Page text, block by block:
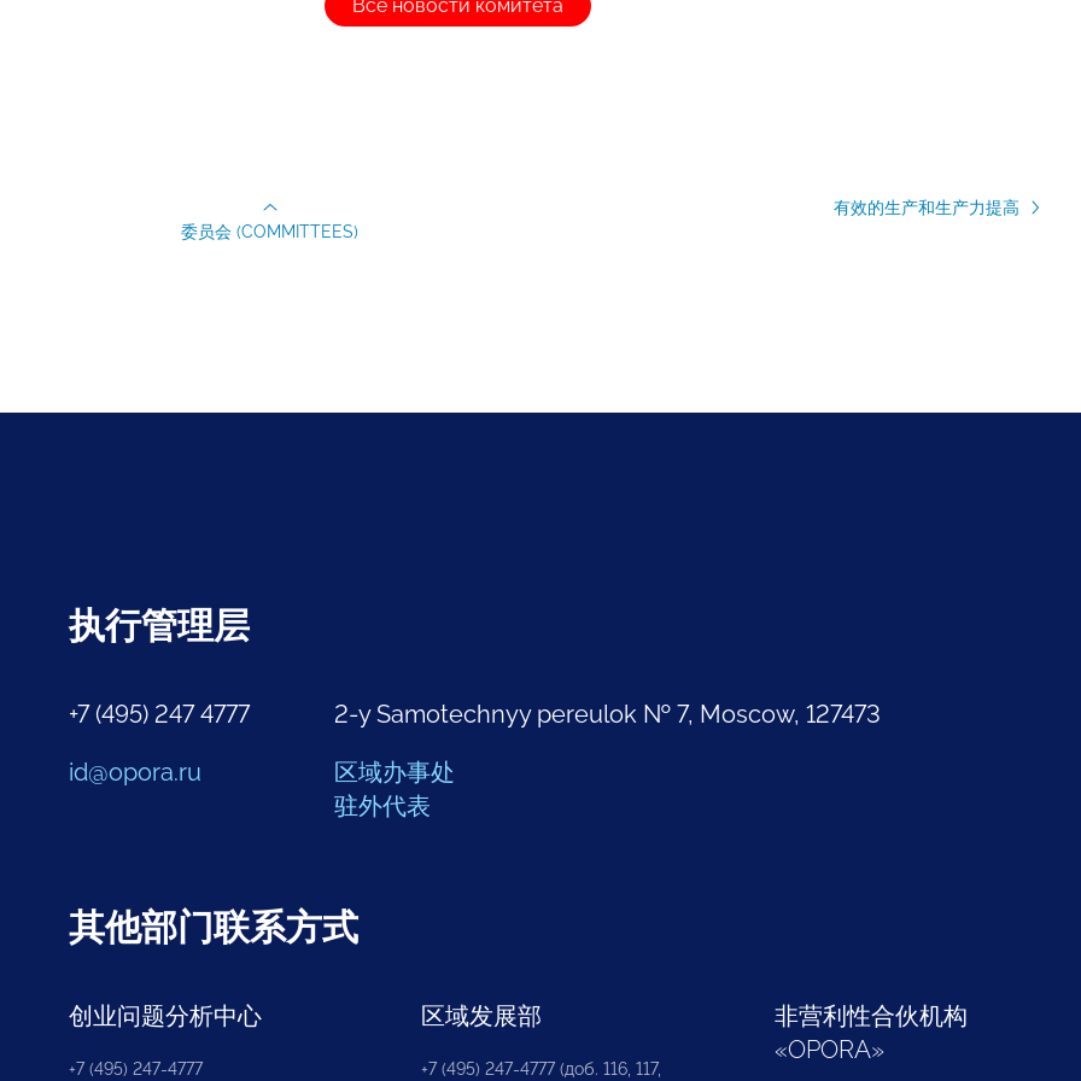
Все новости комитета
有效的生产和生产力提高
委员会 (COMMITTEES)
执行管理层
+7 (495) 247 4777
id@opora.ru
2-y Samotechnyy pereulok № 7, Moscow, 127473
区域办事处
驻外代表
其他部门联系方式
创业问题分析中心
+7 (495) 247-4777
区域发展部
+7 (495) 247-4777 (доб. 116, 117,
非营利性合伙机构
«OPORA»